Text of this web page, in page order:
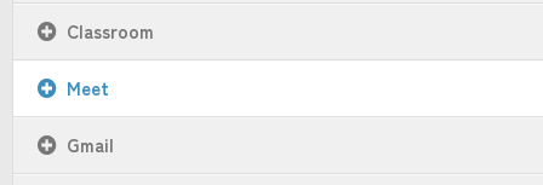
Classroom
Meet
Gmail